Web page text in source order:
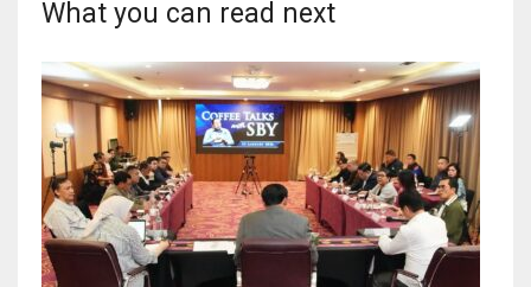
What you can read next